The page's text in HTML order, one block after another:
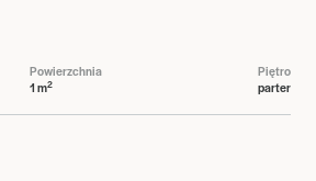
Powierzchnia
1 m2
Piętro
parter